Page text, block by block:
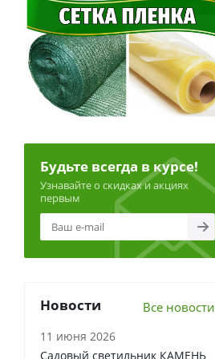
Будьте всегда в курсе!
Узнавайте о скидках и акциях
первым
Новости Все новости
11 июня 2026
Садовый светильник КАМЕНЬ